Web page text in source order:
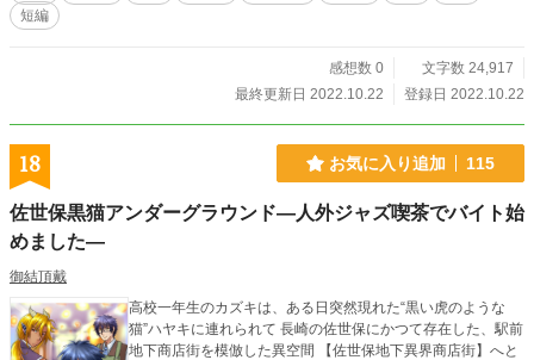
短編
感想数 0
文字数 24,917
最終更新日 2022.10.22
登録日 2022.10.22
18 お気に入り追加 115
佐世保黒猫アンダーグラウンド―人外ジャズ喫茶でバイト始
めました―
御結頂戴
高校一年生のカズキは、ある日突然現れた“黒い虎のような
猫”ハヤキに連れられて 長崎の佐世保にかつて存在した、駅前
地下商店街を模倣した異空間 【佐世保地下異界商店街】へと